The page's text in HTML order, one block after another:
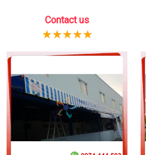
Contact us